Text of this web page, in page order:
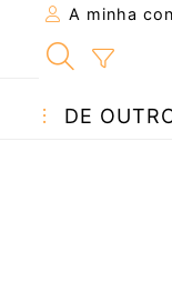
A minha
DE